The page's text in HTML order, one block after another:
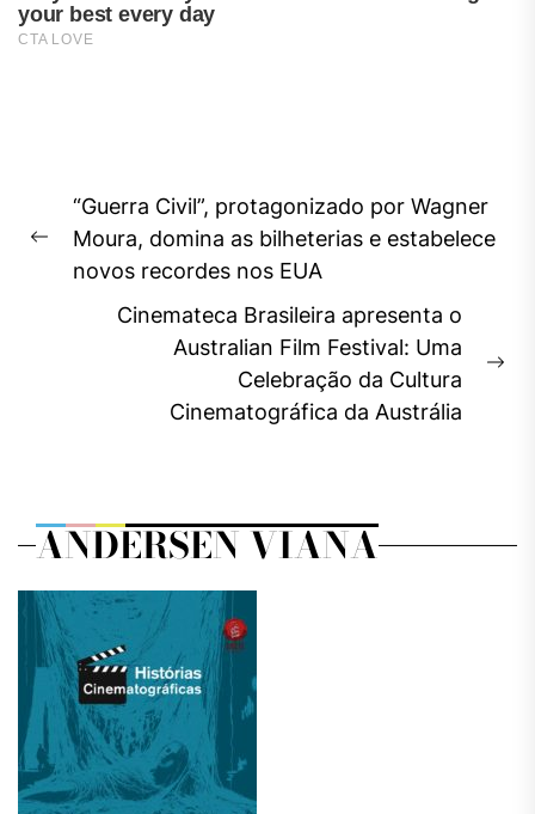
Navegação
de
Post
Previous
post:
“Guerra Civil”, protagonizado por Wagner
Moura, domina as bilheterias e estabelece
novos recordes nos EUA
Cinemateca Brasileira apresenta o
Australian Film Festival: Uma
Celebração da Cultura
Cinematográfica da Austrália
ANDERSEN VIANA